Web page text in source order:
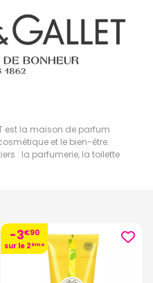
est la maison de parfum
et le bien-être.
: la parfumerie, la toilette
-3€90
sur le 2ème